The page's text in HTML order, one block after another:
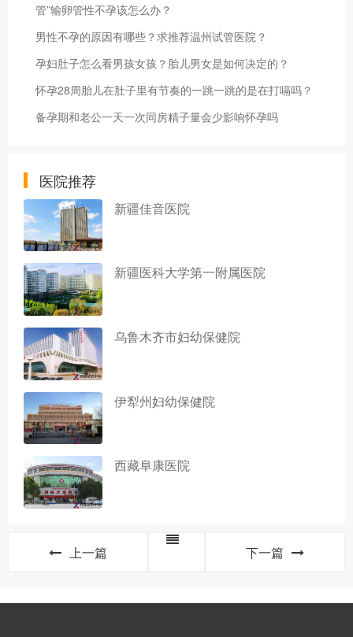
管”输卵管性不孕该怎么办？
男性不孕的原因有哪些？求推荐温州试管医院？
孕妇肚子怎么看男孩女孩？胎儿男女是如何决定的？
怀孕28周胎儿在肚子里有节奏的一跳一跳的是在打嗝吗？
备孕期和老公一天一次同房精子量会少影响怀孕吗
医院推荐
新疆佳音医院
新疆医科大学第一附属医院
乌鲁木齐市妇幼保健院
伊犁州妇幼保健院
西藏阜康医院
上一篇 下一篇